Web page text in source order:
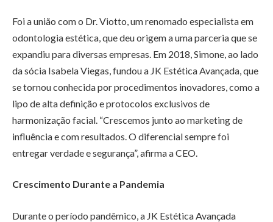
Foi a união com o Dr. Viotto, um renomado especialista em
odontologia estética, que deu origem a uma parceria que se
expandiu para diversas empresas. Em 2018, Simone, ao lado
da sócia Isabela Viegas, fundou a JK Estética Avançada, que
se tornou conhecida por procedimentos inovadores, como a
lipo de alta definição e protocolos exclusivos de
harmonização facial. “Crescemos junto ao marketing de
influência e com resultados. O diferencial sempre foi
entregar verdade e segurança”, afirma a CEO.
Crescimento Durante a Pandemia
Durante o período pandêmico, a JK Estética Avançada